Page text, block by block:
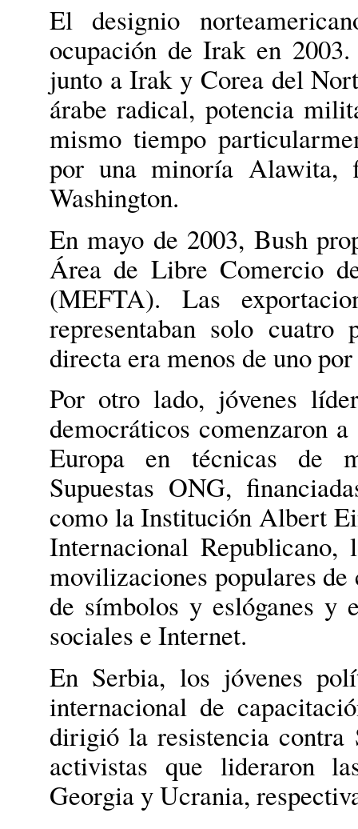
El designio
ocupación de Irak en
junto a Irak y Corea del
árabe radical, potencia
mismo tiempo
por una minoría Alawita,
Washington.
En mayo de 2003, Bush
Área de Libre Comercio
(MEFTA). Las
representaban solo
directa era menos de uno
Por otro lado, jóvenes
democráticos comenzaron
Europa en técnicas de
Supuestas ONG,
como la Institución Albert
Internacional
movilizaciones populares
de símbolos y eslóganes y
sociales e Internet.
En Serbia, los jóvenes
internacional de
dirigió la resistencia
activistas que lideraron
Georgia y Ucrania,